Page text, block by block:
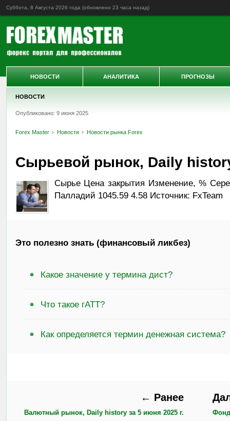
Суббота, 8 Августа 2026 года (обновлено 23 часа назад)
НОВОСТИ
Опубликовано: 9 июня 2025
Forex Master Новости Новости рынка Forex
Сырьевой рынок, Daily
Сырье Цена закрытия Изменение, %
Палладий 1045.59 4.58 Источник: FxTeam
Это полезно знать (финансовый ликбез)
Какое значение у термина дист?
Что такое гАТТ?
Как определяется термин денежная система?
← Ранее
Валютный рынок, Daily history за 5 июня 2025 г.
НОВОСТИ АНАЛИТИКА ПРОГНОЗЫ